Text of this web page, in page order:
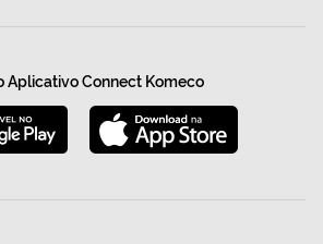
Aplicativo Connect Komeco